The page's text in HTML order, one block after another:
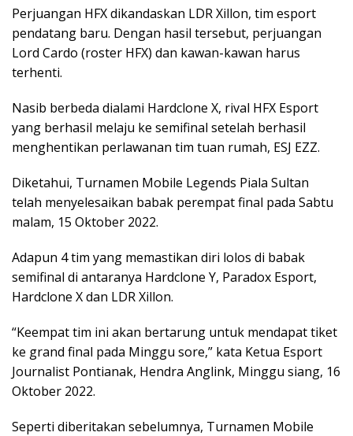
Perjuangan HFX dikandaskan LDR Xillon, tim esport
pendatang baru. Dengan hasil tersebut, perjuangan
Lord Cardo (roster HFX) dan kawan-kawan harus
terhenti.
Nasib berbeda dialami Hardclone X, rival HFX Esport
yang berhasil melaju ke semifinal setelah berhasil
menghentikan perlawanan tim tuan rumah, ESJ EZZ.
Diketahui, Turnamen Mobile Legends Piala Sultan
telah menyelesaikan babak perempat final pada Sabtu
malam, 15 Oktober 2022.
Adapun 4 tim yang memastikan diri lolos di babak
semifinal di antaranya Hardclone Y, Paradox Esport,
Hardclone X dan LDR Xillon.
“Keempat tim ini akan bertarung untuk mendapat tiket
ke grand final pada Minggu sore,” kata Ketua Esport
Journalist Pontianak, Hendra Anglink, Minggu siang, 16
Oktober 2022.
Seperti diberitakan sebelumnya, Turnamen Mobile